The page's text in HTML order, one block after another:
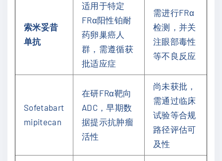
索米妥昔
单抗
适用于特定
FRα阳性铂耐
药卵巢癌人
群，需遵循获
批适应症
需进行FRα
检测，并关
注眼部毒性
等不良反应
Sofetabart
mipitecan
在研FRα靶向
ADC，早期数
据提示抗肿瘤
活性
尚未获批，
需通过临床
试验等合规
路径评估可
及性